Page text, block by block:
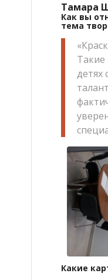
Тамара
Как вы
тема
Такие
детях
Какие